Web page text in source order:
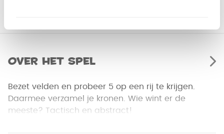
Over het spel
Bezet velden en probeer 5 op een rij te krijgen.
Daarmee verzamel je kronen. Wie wint er de
meeste? Tactisch en abstract!